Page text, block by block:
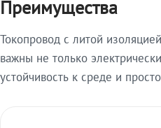
Преимущества
Токопровод с литой
важны не только
устойчивость к среде и